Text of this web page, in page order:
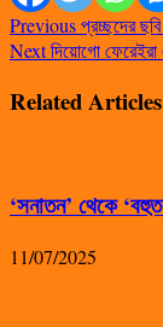
Previousপ্রচ্ছদের
Nextদিয়োগো ফেরেইরা
Related Articles
‘সনাতন’ থেকে
11/07/2025